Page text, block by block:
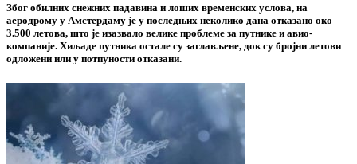
Због обилних снежних падавина и лоших временских услова, на
аеродрому у Амстердаму је у последњих неколико дана отказано око
3.500 летова, што је изазвало велике проблеме за путнике и авио-
компаније. Хиљаде путника остале су заглављене, док су бројни летови
одложени или у потпуности отказани.